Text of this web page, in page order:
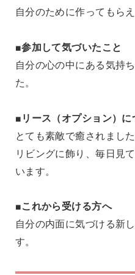
自分のために作ってもら
■参加して気づいたこと
自分の心の中にある気持
た。
■リース（オプション）に
とても素敵で癒されました
リビングに飾り、毎日見
います。
■これから受ける方へ
自分の内面に気づける新
す。